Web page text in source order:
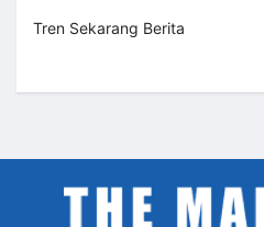
Tren Sekarang Berita